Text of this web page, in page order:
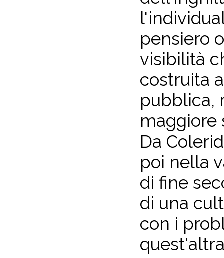
pensiero
visibilità
costruita
pubblica,
maggiore
Da
poi nella
di fine
di una
con i